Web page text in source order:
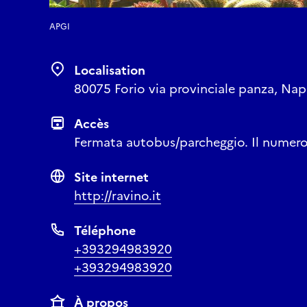
APGI
Localisation
80075 Forio via provinciale panza,
Accès
Fermata autobus/parcheggio. Il
Site internet
http://ravino.it
Téléphone
+393294983920
+393294983920
À propos